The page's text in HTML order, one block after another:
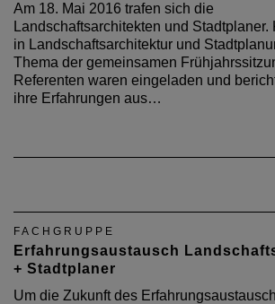
Am 18. Mai 2016 trafen sich die
Landschaftsarchitekten und Stadtplaner.
in Landschaftsarchitektur und
Thema der gemeinsamen
Referenten waren eingeladen und
ihre Erfahrungen aus…
FACHGRUPPE
Erfahrungsaustausch
+ Stadtplaner
Um die Zukunft des